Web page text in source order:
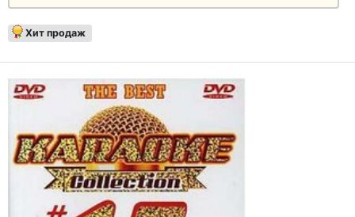
Хит продаж